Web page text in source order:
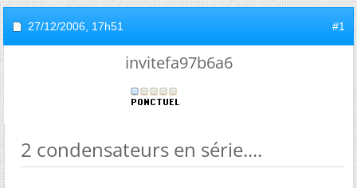
27/12/2006, 17h51 #1
invitefa97b6a6
2 condensateurs en série....